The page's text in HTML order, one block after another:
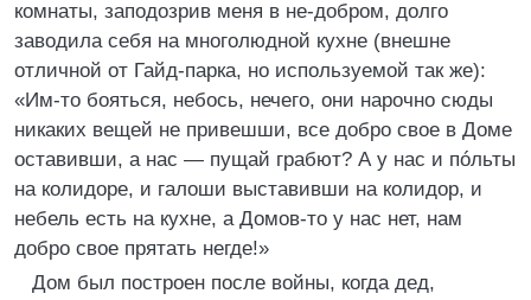
комнаты, заподозрив меня в не-добром, долго
заводила себя на многолюдной кухне (внешне
отличной от Гайд-парка, но используемой так же):
«Им-то бояться, небось, нечего, они нарочно сюды
никаких вещей не привешши, все добро свое в Доме
оставивши, а нас — пущай грабют? А у нас и пóльты
на колидоре, и галоши выставивши на колидор, и
небель есть на кухне, а Домов-то у нас нет, нам
добро свое прятать негде!»
Дом был построен после войны, когда дед,